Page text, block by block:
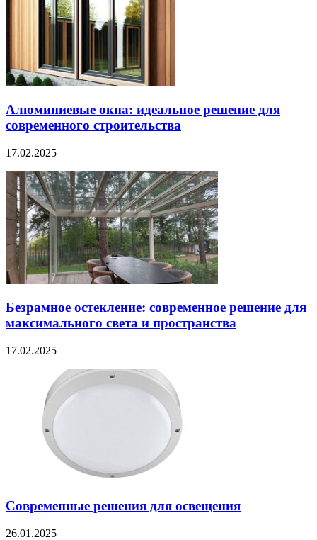
Алюминиевые окна: идеальное решение для
современного строительства
17.02.2025
Безрамное остекление: современное решение для
максимального света и пространства
17.02.2025
Современные решения для освещения
26.01.2025